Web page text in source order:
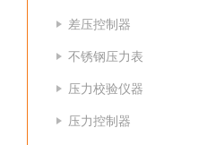
差压控制器
不锈钢压力表
压力校验仪器
压力控制器